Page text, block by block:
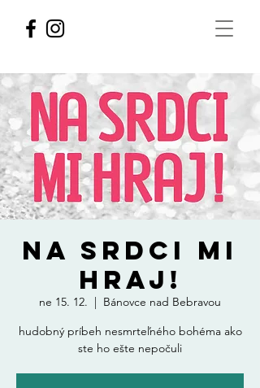
NA SRDCI MI
HRAJ!
ne 15. 12.
  |
Bánovce nad Bebravou
hudobný príbeh nesmrteľného bohéma ako
ste ho ešte nepočuli